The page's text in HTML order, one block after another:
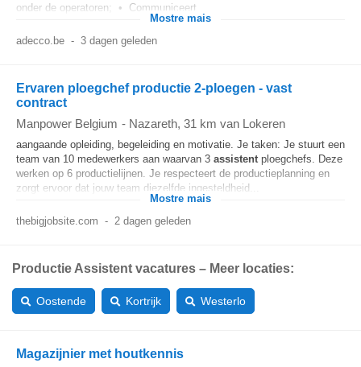
onder de operatoren; • Communiceert...
Mostre mais
adecco.be - 3 dagen geleden
Ervaren ploegchef productie 2-ploegen - vast
contract
Manpower Belgium - Nazareth, 31 km van Lokeren
aangaande opleiding, begeleiding en motivatie. Je taken: Je stuurt een
team van 10 medewerkers aan waarvan 3 assistent ploegchefs. Deze
werken op 6 productielijnen. Je respecteert de productieplanning en
zorgt ervoor dat jouw team diezelfde ingesteldheid...
Mostre mais
thebigjobsite.com - 2 dagen geleden
Productie Assistent vacatures – Meer locaties:
Oostende Kortrijk Westerlo
Magazijnier met houtkennis